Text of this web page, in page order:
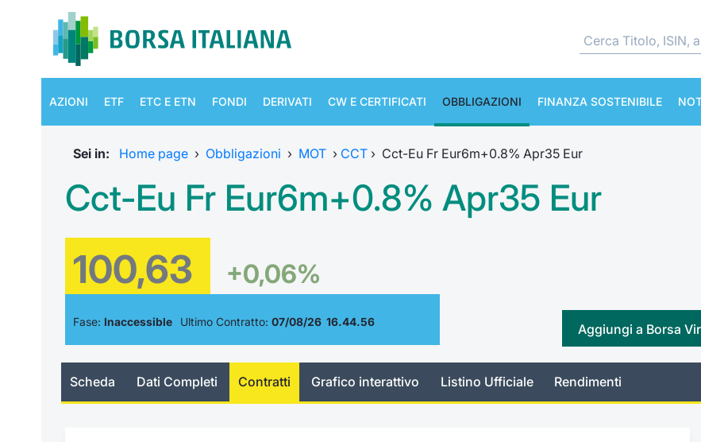
AZIONI ETF ETC E ETN FONDI DERIVATI CW E CERTIFICATI OBBLIGAZIONI FINANZA SOSTENIBILE
Sei in: Home page › Obbligazioni › MOT › CCT › Cct-Eu Fr Eur6m+0.8% Apr35 Eur
Cct-Eu Fr Eur6m+0.8% Apr35 Eur
100,63 +0,06%
Fase: Inaccessible Ultimo Contratto: 07/08/26 16.44.56 Aggiungi a Borsa
Scheda Dati Completi Contratti Grafico interattivo Listino Ufficiale Rendimenti